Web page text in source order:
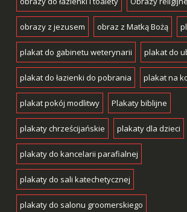
obrazy z jezusem obraz z Matką Bożą
plakat do gabinetu weterynarii plakat do
plakat do łazienki do pobrania plakat na
plakat pokój modlitwy Plakaty biblijne
plakaty chrześcijańskie plakaty dla dzieci
plakaty do kancelarii parafialnej
plakaty do sali katechetycznej
plakaty do salonu groomerskiego